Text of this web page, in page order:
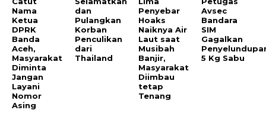
Nama
Ketua
DPRK
Banda
Aceh,
Masyarakat
Diminta
Jangan
Layani
Nomor
Asing
dan
Pulangkan
Korban
Penculikan
dari
Thailand
Penyebar
Hoaks
Naiknya Air
Laut saat
Musibah
Banjir,
Masyarakat
Diimbau
tetap
Tenang
Avsec
Bandara
SIM
Gagalkan
5 Kg Sabu